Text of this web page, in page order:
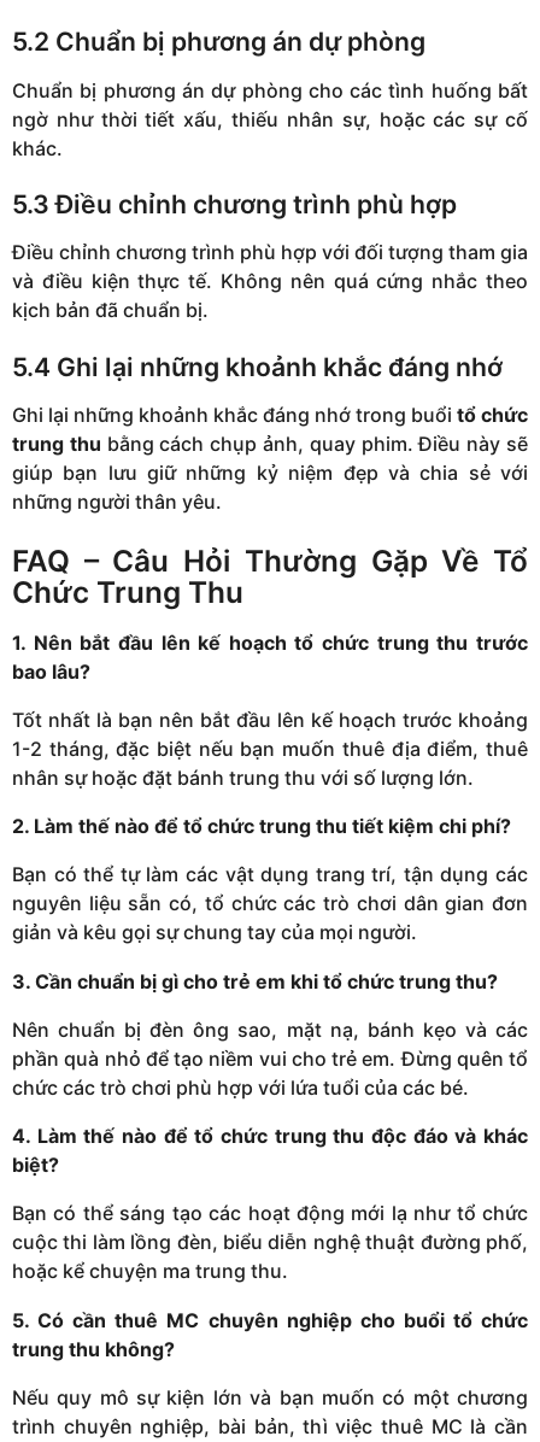
5.2 Chuẩn bị phương án dự phòng
Chuẩn bị phương án dự phòng cho các tình huống bất
ngờ như thời tiết xấu, thiếu nhân sự, hoặc các sự cố
khác.
5.3 Điều chỉnh chương trình phù hợp
Điều chỉnh chương trình phù hợp với đối tượng tham gia
và điều kiện thực tế. Không nên quá cứng nhắc theo
kịch bản đã chuẩn bị.
5.4 Ghi lại những khoảnh khắc đáng nhớ
Ghi lại những khoảnh khắc đáng nhớ trong buổi tổ chức
trung thu bằng cách chụp ảnh, quay phim. Điều này sẽ
giúp bạn lưu giữ những kỷ niệm đẹp và chia sẻ với
những người thân yêu.
FAQ – Câu Hỏi Thường Gặp Về Tổ
Chức Trung Thu
1. Nên bắt đầu lên kế hoạch tổ chức trung thu trước
bao lâu?
Tốt nhất là bạn nên bắt đầu lên kế hoạch trước khoảng
1-2 tháng, đặc biệt nếu bạn muốn thuê địa điểm, thuê
nhân sự hoặc đặt bánh trung thu với số lượng lớn.
2. Làm thế nào để tổ chức trung thu tiết kiệm chi phí?
Bạn có thể tự làm các vật dụng trang trí, tận dụng các
nguyên liệu sẵn có, tổ chức các trò chơi dân gian đơn
giản và kêu gọi sự chung tay của mọi người.
3. Cần chuẩn bị gì cho trẻ em khi tổ chức trung thu?
Nên chuẩn bị đèn ông sao, mặt nạ, bánh kẹo và các
phần quà nhỏ để tạo niềm vui cho trẻ em. Đừng quên tổ
chức các trò chơi phù hợp với lứa tuổi của các bé.
4. Làm thế nào để tổ chức trung thu độc đáo và khác
biệt?
Bạn có thể sáng tạo các hoạt động mới lạ như tổ chức
cuộc thi làm lồng đèn, biểu diễn nghệ thuật đường phố,
hoặc kể chuyện ma trung thu.
5. Có cần thuê MC chuyên nghiệp cho buổi tổ chức
trung thu không?
Nếu quy mô sự kiện lớn và bạn muốn có một chương
trình chuyên nghiệp, bài bản, thì việc thuê MC là cần